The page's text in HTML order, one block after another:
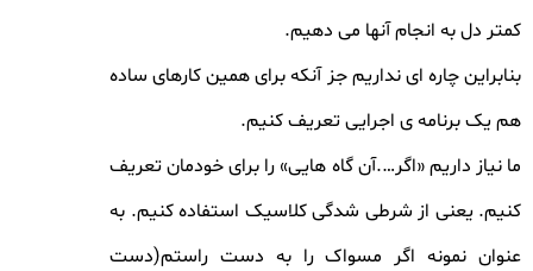
کمتر دل به انجام آنها می دهیم.
بنابراین چاره ای نداریم جز آنکه برای همین کارهای ساده
هم یک برنامه ی اجرایی تعریف کنیم.
ما نیاز داریم «اگر….آن گاه هایی» را برای خودمان تعریف
کنیم. یعنی از شرطی شدگی کلاسیک استفاده کنیم. به
عنوان نمونه اگر مسواک را به دست راستم(دست